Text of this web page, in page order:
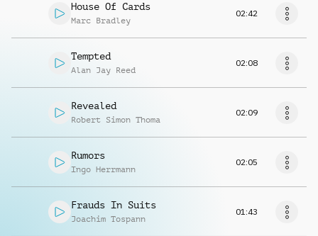
House Of Cards
Marc Bradley
02:42
Tempted
Alan Jay Reed
02:08
Revealed
Robert Simon Thoma
02:09
Rumors
Ingo Herrmann
02:05
Frauds In Suits
Joachim Tospann
01:43